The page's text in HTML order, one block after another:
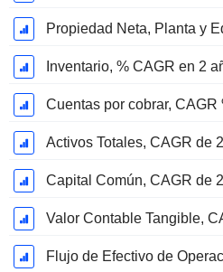
Inventario, % CAGR en 2
Cuentas por cobrar, CAGR
Activos Totales, CAGR de
Capital Común, CAGR de
Valor Contable Tangible,